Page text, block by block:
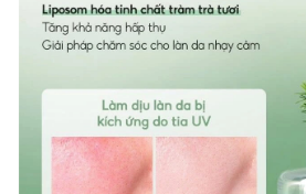
Ngày hết hạn:
Điều kiện: